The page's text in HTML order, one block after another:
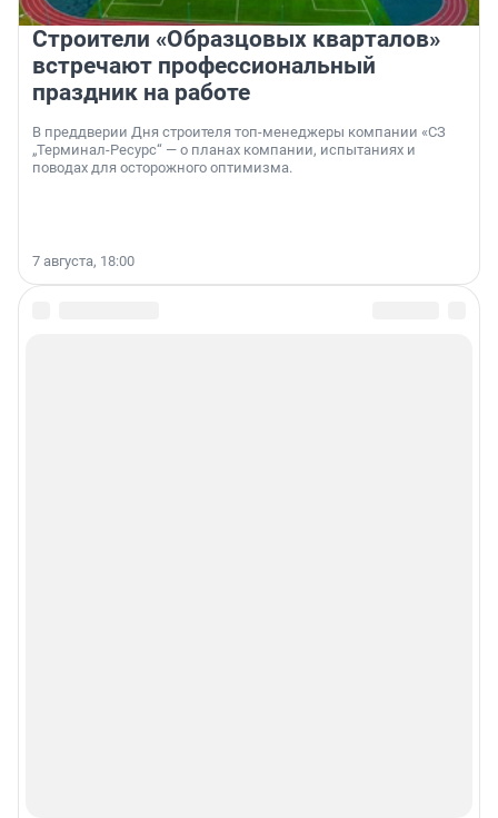
Строители «Образцовых кварталов»
встречают профессиональный
праздник на работе
В преддверии Дня строителя топ-менеджеры компании «СЗ
„Терминал-Ресурс“ — о планах компании, испытаниях и
поводах для осторожного оптимизма.
7 августа, 18:00